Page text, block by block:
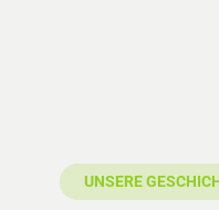
UNSERE